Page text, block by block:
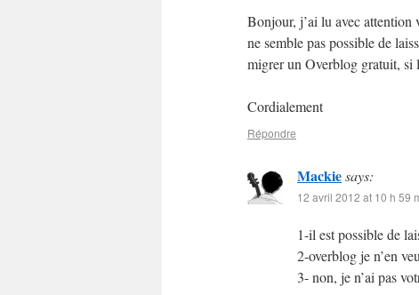
Bonjour, j’ai lu avec
ne semble pas possible de
migrer un Overblog gratuit, si
Cordialement
Répondre
Mackiesays:
12 avril 2012 at 10 h 59
1-il est possible de
2-overblog je n’en
3- non, je n’ai pas